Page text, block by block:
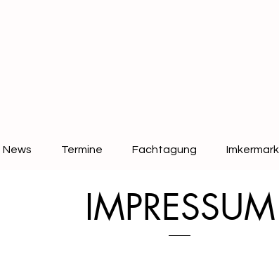
News Termine Fachtagung
IMPRESSUM